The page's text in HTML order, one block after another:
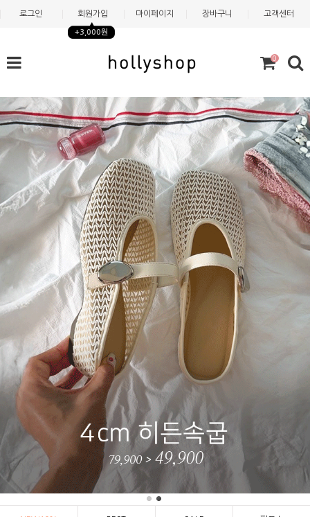
로그인 회원가입
+3,000원
마이페이지 장바구니 고객센터
0